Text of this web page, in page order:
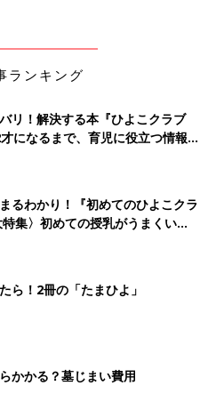
ランキング
リ！解決する本『ひよこクラブ
になるまで、育児に役立つ情報が
るわかり！『初めてのひよこクラ
集〉初めての授乳がうまくい
クの基本と夏のトラブル 解決テ
ら！2冊の「たまひよ」
かかる？墓じまい費用